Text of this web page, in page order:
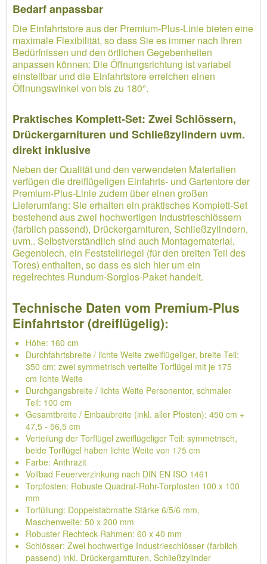
Bedarf anpassbar
Die Einfahrtstore aus der Premium-Plus-Linie bieten eine
maximale Flexibilität, so dass Sie es immer nach Ihren
Bedürfnissen und den örtlichen Gegebenheiten
anpassen können: Die Öffnungsrichtung ist variabel
einstellbar und die Einfahrtstore erreichen einen
Öffnungswinkel von bis zu 180°.
Praktisches Komplett-Set: Zwei Schlössern,
Drückergarnituren und Schließzylindern uvm.
direkt inklusive
Neben der Qualität und den verwendeten Materialien
verfügen die dreiflügeligen Einfahrts- und Gartentore der
Premium-Plus-Linie zudem über einen großen
Lieferumfang: Sie erhalten ein praktisches Komplett-Set
bestehend aus zwei hochwertigen Industrieschlössern
(farblich passend), Drückergarnituren, Schließzylindern,
uvm.. Selbstverständlich sind auch Montagematerial,
Gegenblech, ein Feststellriegel (für den breiten Teil des
Tores) enthalten, so dass es sich hier um ein
regelrechtes Rundum-Sorglos-Paket handelt.
Technische Daten vom Premium-Plus
Einfahrtstor (dreiflügelig):
Höhe: 160 cm
Durchfahrtsbreite / lichte Weite zweiflügeliger, breite Teil:
350 cm; zwei symmetrisch verteilte Torflügel mit je 175
cm lichte Weite
Durchgangsbreite / lichte Weite Personentor, schmaler
Teil: 100 cm
Gesamtbreite / Einbaubreite (inkl. aller Pfosten): 450 cm +
47,5 - 56,5 cm
Verteilung der Torflügel zweiflügeliger Teil: symmetrisch,
beide Torflügel haben lichte Weite von 175 cm
Farbe: Anthrazit
Vollbad Feuerverzinkung nach DIN EN ISO 1461
Torpfosten: Robuste Quadrat-Rohr-Torpfosten 100 x 100
mm
Torfüllung: Doppelstabmatte Stärke 6/5/6 mm,
Maschenweite: 50 x 200 mm
Robuster Rechteck-Rahmen: 60 x 40 mm
Schlösser: Zwei hochwertige Industrieschlösser (farblich
passend) inkl. Drückergarnituren, Schließzylinder